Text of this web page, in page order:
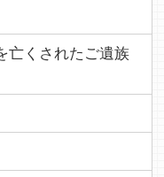
亡くされたご遺族